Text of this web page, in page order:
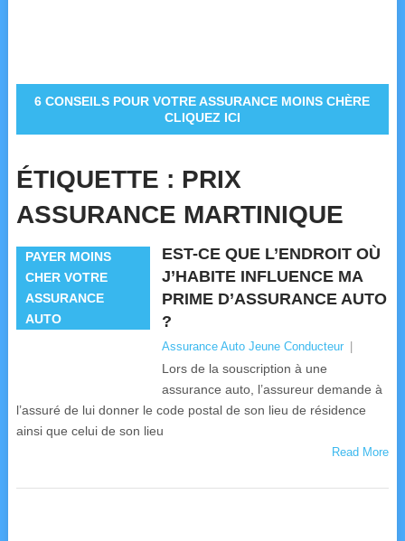
6 CONSEILS POUR VOTRE ASSURANCE MOINS CHÈRE
CLIQUEZ ICI
ÉTIQUETTE : PRIX
ASSURANCE MARTINIQUE
PAYER MOINS
CHER VOTRE
ASSURANCE
AUTO
EST-CE QUE L’ENDROIT OÙ
J’HABITE INFLUENCE MA
PRIME D’ASSURANCE AUTO
?
Assurance Auto Jeune Conducteur
Lors de la souscription à une
assurance auto, l’assureur demande à
l’assuré de lui donner le code postal de son lieu de résidence
ainsi que celui de son lieu
Read More